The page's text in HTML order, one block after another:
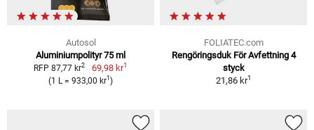
Autosol
Aluminiumpolityr 75 ml
RFP 87,77 kr2 69,98 kr1
(1 L = 933,00 kr1 )
FOLIATEC.com
Rengöringsduk För Avfettning 4
styck
21,86 kr1